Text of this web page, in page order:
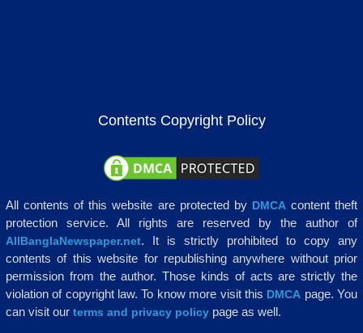
Contents Copyright Policy
All contents of this website are protected by DMCAcontent theft
protection service. All rights are reserved by the author of
AllBanglaNewspaper.net. It is strictly prohibited to copy any
contents of this website for republishing anywhere without prior
permission from the author. Those kinds of acts are strictly the
violation of copyright law. To know more visit this DMCA page. You
can visit our terms and privacy policy page as well.